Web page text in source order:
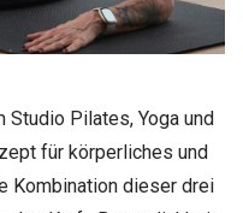
Studio Pilates, Yoga und
für körperliches und
Kombination dieser drei